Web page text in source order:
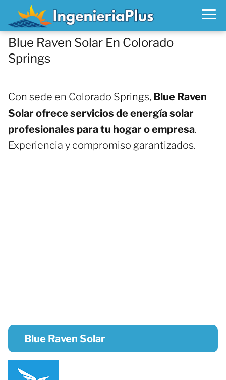
Blue Raven Solar En Colorado
Springs
Con sede en Colorado Springs, Blue Raven
Solar ofrece servicios de energía solar
profesionales para tu hogar o empresa.
Experiencia y compromiso garantizados.
Blue Raven Solar